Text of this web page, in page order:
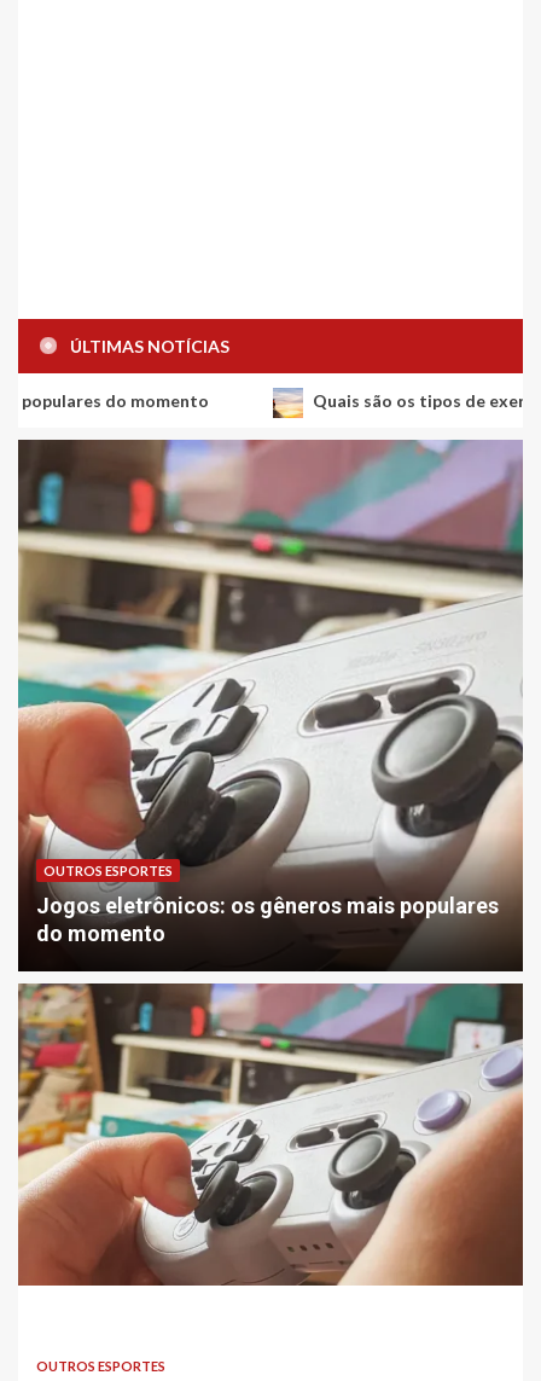
ÚLTIMAS NOTÍCIAS
do momento Quais são os tipos de exercícios físicos?
OUTROS ESPORTES
Jogos eletrônicos: os gêneros mais populares
do momento
OUTROS ESPORTES